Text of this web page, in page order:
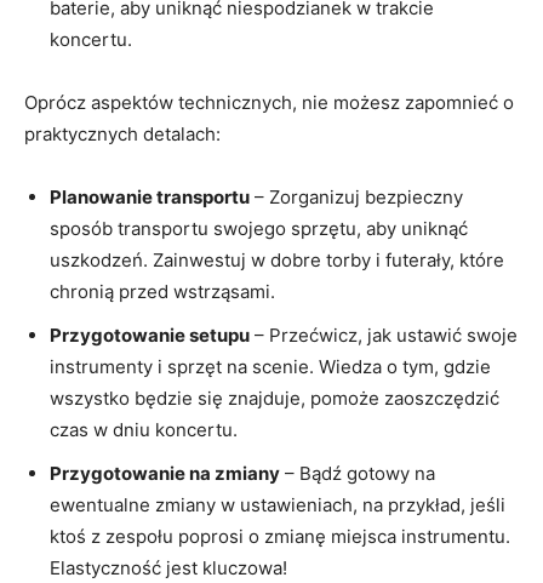
baterie, aby uniknąć niespodzianek w trakcie
koncertu.
Oprócz aspektów technicznych, nie możesz zapomnieć o
praktycznych detalach:
Planowanie transportu – Zorganizuj bezpieczny
sposób transportu swojego sprzętu, aby uniknąć
uszkodzeń. Zainwestuj w dobre torby i futerały, które
chronią przed wstrząsami.
Przygotowanie setupu – Przećwicz, jak ustawić swoje
instrumenty i sprzęt na scenie. Wiedza o tym, gdzie
wszystko będzie się znajduje, pomoże zaoszczędzić
czas w dniu koncertu.
Przygotowanie na zmiany – Bądź gotowy na
ewentualne zmiany w ustawieniach, na przykład, jeśli
ktoś z zespołu poprosi o zmianę miejsca instrumentu.
Elastyczność jest kluczowa!